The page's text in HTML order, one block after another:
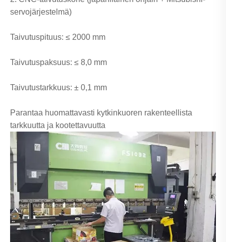
servojärjestelmä)
Taivutuspituus: ≤ 2000 mm
Taivutuspaksuus: ≤ 8,0 mm
Taivutustarkkuus: ± 0,1 mm
Parantaa huomattavasti kytkinkuoren rakenteellista
tarkkuutta ja kootettavuutta